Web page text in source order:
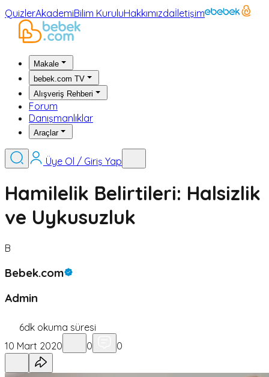
QuizlerAkademiBilim KuruluHakkımızdaİletişim
Makale
bebek.com TV
Alışveriş Rehberi
Forum
Danışmanlıklar
Araçlar
Üye Ol / Giriş Yap
Hamilelik Belirtileri: Halsizlik
ve Uykusuzluk
B
Bebek.com
Admin
6dk okuma süresi
10 Mart 2020
0 0